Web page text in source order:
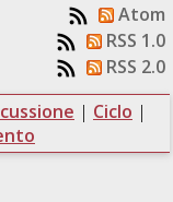
Atom
RSS 1.0
RSS 2.0
| Ciclo |